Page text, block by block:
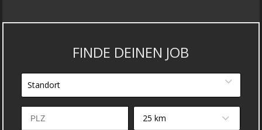
FINDE DEINEN JOB
Standort
25 km